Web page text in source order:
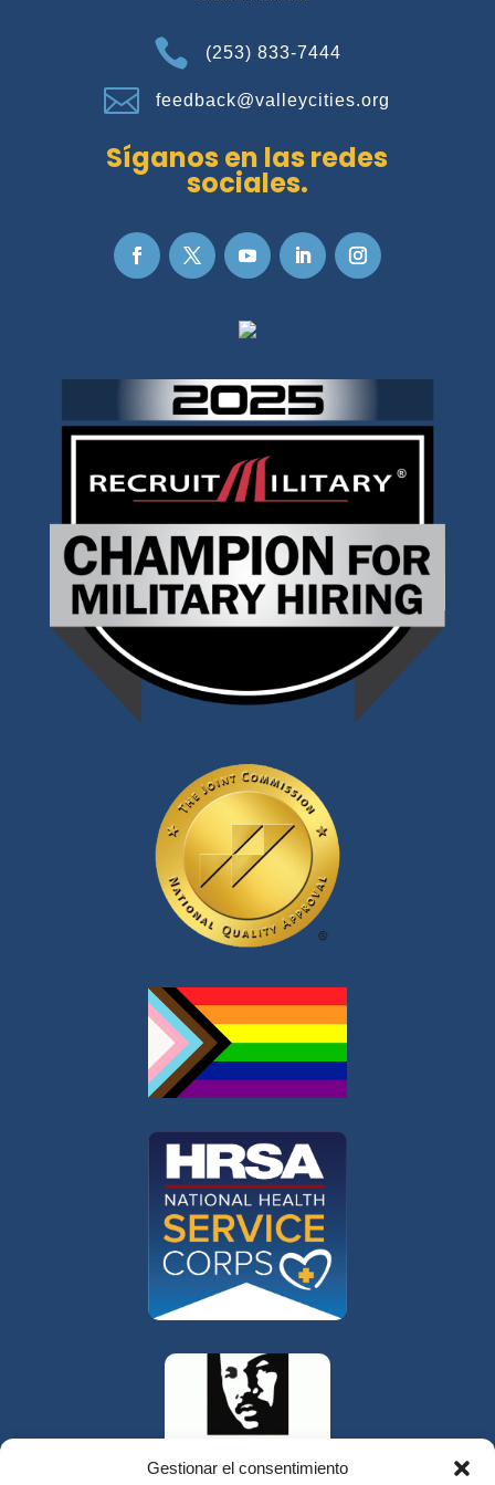
Gestionar el consentimiento
 (253) 833-7444
 feedback@valleycities.org
Síganos en las redes
sociales.